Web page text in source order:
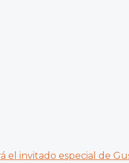
el invitado especial de